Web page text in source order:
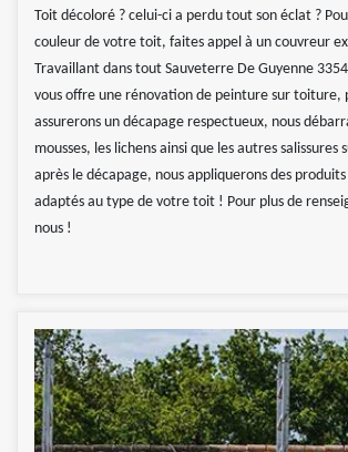
Toit décoloré ? celui-ci a perdu tout son éclat ?
couleur de votre toit, faites appel à un couvreur
Travaillant dans tout Sauveterre De Guyenne
vous offre une rénovation de peinture sur toiture,
assurerons un décapage respectueux, nous
mousses, les lichens ainsi que les autres
après le décapage, nous appliquerons des
adaptés au type de votre toit ! Pour plus de
nous !